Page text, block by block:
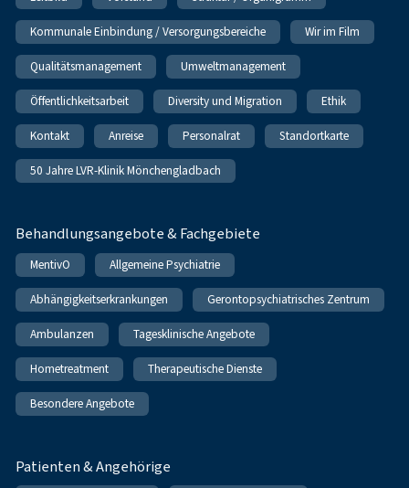
Kommunale Einbindung / Versorgungsbereiche Wir im Film
Qualitätsmanagement Umweltmanagement
Öffentlichkeitsarbeit Diversity und Migration Ethik
Kontakt Anreise Personalrat Standortkarte
50 Jahre LVR-Klinik Mönchengladbach
Behandlungsangebote & Fachgebiete
MentivO Allgemeine Psychiatrie
Abhängigkeitserkrankungen Gerontopsychiatrisches Zentrum
Ambulanzen Tagesklinische Angebote
Hometreatment Therapeutische Dienste
Besondere Angebote
Patienten & Angehörige